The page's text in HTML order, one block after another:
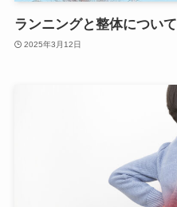
ランニングと整体について
2025年3月12日